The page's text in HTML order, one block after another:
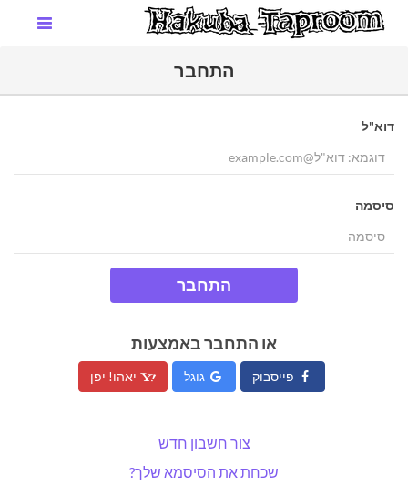
התחבר
דוא"ל
סיסמה
התחבר
או התחבר באמצעות
פייסבוק גוגל יאהו! יפן
צור חשבון חדש
שכחת את הסיסמא שלך?